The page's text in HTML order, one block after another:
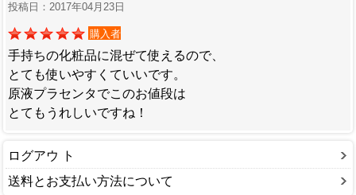
投稿日：2017年04月23日
購入者
手持ちの化粧品に混ぜて使えるので、
とても使いやすくていいです。
原液プラセンタでこのお値段は
とてもうれしいですね！
ログアウ ト
送料とお支払い方法について